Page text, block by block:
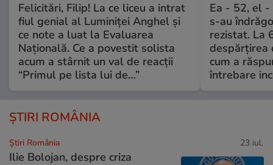
Felicitări, Filip! La ce liceu a intrat
fiul genial al Luminiței Anghel și
ce note a luat la Evaluarea
Națională. Ce a povestit solista
acum a stârnit un val de reacții
“Primul pe lista lui de…”
Ea - 52, el -
s-au
rezistat. La
despărțirea
cum a
întrebare
ȘTIRI ROMÂNIA
Știri România 23 iul.
Ilie Bolojan, despre criza